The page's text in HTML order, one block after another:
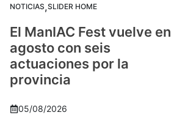
NOTICIAS,SLIDER HOME
El ManIAC Fest vuelve en
agosto con seis
actuaciones por la
provincia
05/08/2026